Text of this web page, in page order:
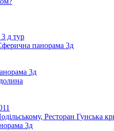
д тур
панорама 3д
3д
Ресторан Гунська
3д